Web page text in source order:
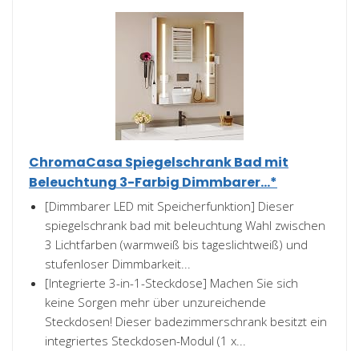
ChromaCasa Spiegelschrank Bad mit
Beleuchtung 3-Farbig Dimmbarer...*
[Dimmbarer LED mit Speicherfunktion] Dieser
spiegelschrank bad mit beleuchtung Wahl zwischen
3 Lichtfarben (warmweiß bis tageslichtweiß) und
stufenloser Dimmbarkeit...
[Integrierte 3-in-1-Steckdose] Machen Sie sich
keine Sorgen mehr über unzureichende
Steckdosen! Dieser badezimmerschrank besitzt ein
integriertes Steckdosen-Modul (1 x...